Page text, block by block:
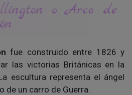
o Arco de
fue construido entre 1826 y
las victorias Británicas en la
escultura representa el ángel
de un carro de Guerra.